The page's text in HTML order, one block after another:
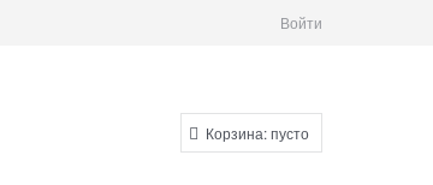
Войти
Корзина:пусто